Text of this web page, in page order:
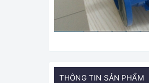
THÔNG TIN SẢN PHẨM